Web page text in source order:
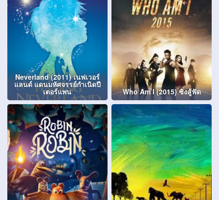
Neverland (2011) เนฟเวอร์
แลนด์ แดนมหัศจรรย์กำเนิดปี
เตอร์แพน Who Am I (2015) ซิ่งสู้ฟัด